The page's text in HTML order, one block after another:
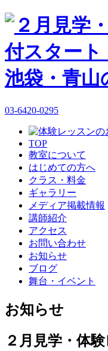
03-6420-0295
TOP
教室について
はじめての方へ
クラス・料金
ギャラリー
メディア掲載情報
講師紹介
アクセス
お問い合わせ
お知らせ
ブログ
舞台・イベント
お知らせ
２月見学・体